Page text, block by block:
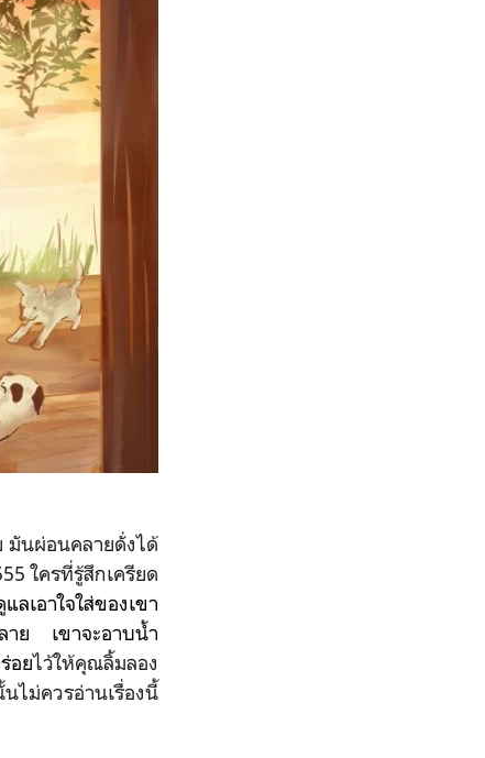
นผ่อนคลายดั่งได้
ใครที่รู้สึกเครียด
ลเอาใจใส่ของเขา
าย เขาจะอาบน้ำ
อยไว้ให้คุณลิ้มลอง
ม่ควรอ่านเรื่องนี้